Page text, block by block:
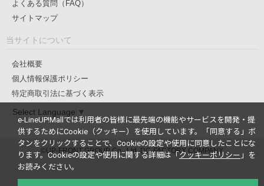
よくある質問（FAQ）
サイトマップ
当サイトについて
会社概要
個人情報保護ポリシー
特定商取引法に基づく表示
Select Language ▼
©UP-FRONT GROUP Co., Ltd. DC-FACTORY COMPANY
e-LineUP!Mallでは利用者の皆様に最先端の機能やサービスを開発・提
供するためにCookie（クッキー）を使用しています。
「同意する」ボ
タンをクリックすることで、Cookieの設定や使用に同意したことにな
ります。Cookieの設定や使用に関する詳細は「 クッキーポリシー 」を
お読みください。